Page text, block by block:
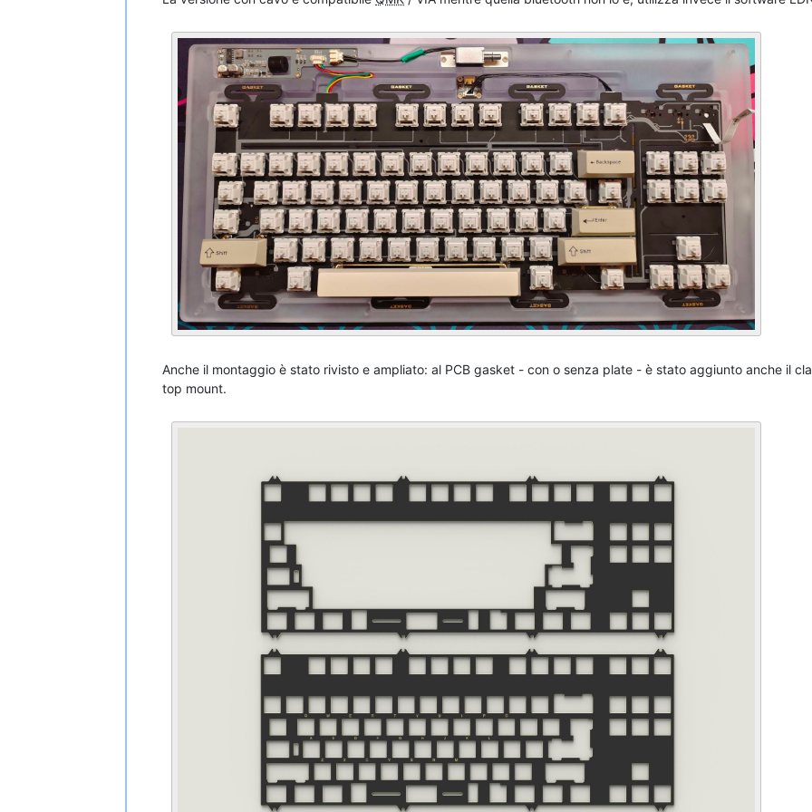
Anche il montaggio è stato rivisto e ampliato: al PCB gasket - con o senza plate - è stato aggiunto anche il
top mount.